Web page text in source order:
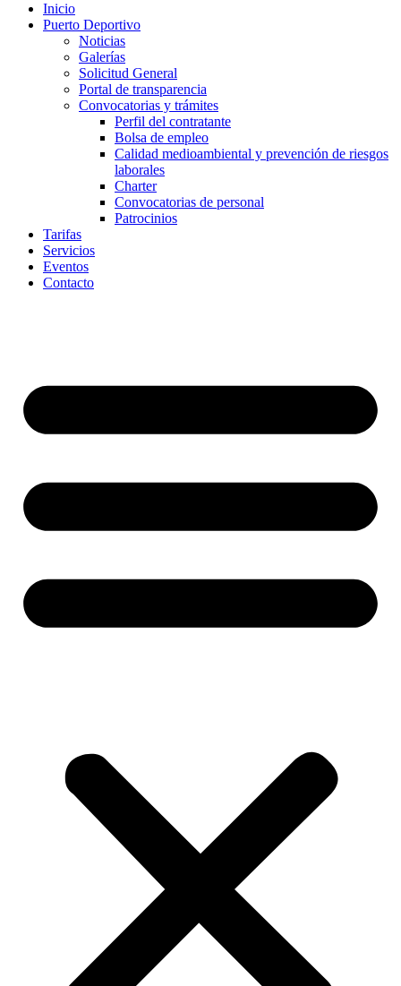
Inicio
Puerto Deportivo
Noticias
Galerías
Solicitud General
Portal de transparencia
Convocatorias y trámites
Perfil del contratante
Bolsa de empleo
Calidad medioambiental y prevención de riesgos
laborales
Charter
Convocatorias de personal
Patrocinios
Tarifas
Servicios
Eventos
Contacto